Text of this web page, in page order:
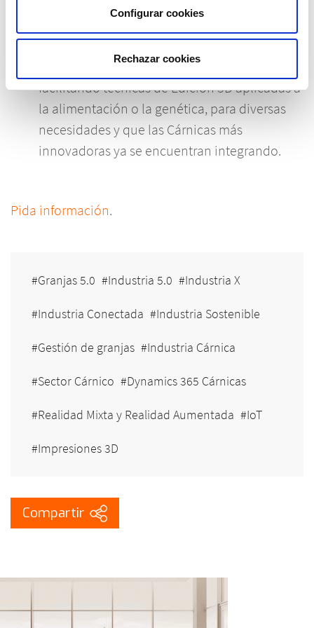
Configurar cookies
Rechazar cookies
Ganadero, la Impresión 3D todavía tiene
mucho que aportar a la Industria
Agroalimentaria y a las Granjas 5.0.,
facilitando técnicas de Edición 3D aplicadas a
la alimentación o la genética, para diversas
necesidades y que las Cárnicas más
innovadoras ya se encuentran integrando.
Pida información.
Granjas 5.0 Industria 5.0 Industria X
Industria Conectada Industria Sostenible
Gestión de granjas Industria Cárnica
Sector Cárnico Dynamics 365 Cárnicas
Realidad Mixta y Realidad Aumentada IoT
Impresiones 3D